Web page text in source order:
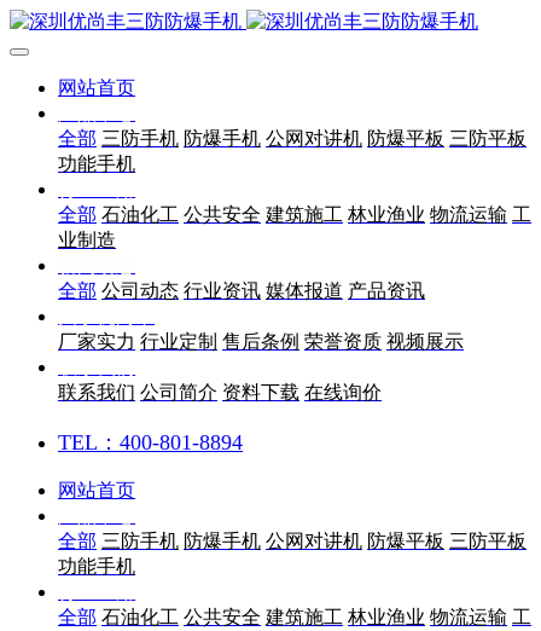
网站首页
全部 三防手机 防爆手机 公网对讲机 防爆平板 三防平板
功能手机
全部 石油化工 公共安全 建筑施工 林业渔业 物流运输 工
业制造
全部 公司动态 行业资讯 媒体报道 产品资讯
厂家实力 行业定制 售后条例 荣誉资质 视频展示
联系我们 公司简介 资料下载 在线询价
TEL：400-801-8894
网站首页
全部 三防手机 防爆手机 公网对讲机 防爆平板 三防平板
功能手机
全部 石油化工 公共安全 建筑施工 林业渔业 物流运输 工